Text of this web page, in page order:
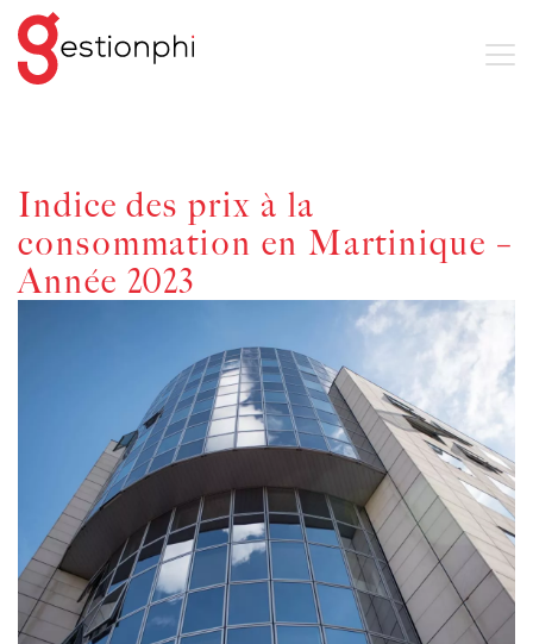
Indice des prix à la
consommation en Martinique –
Année 2023